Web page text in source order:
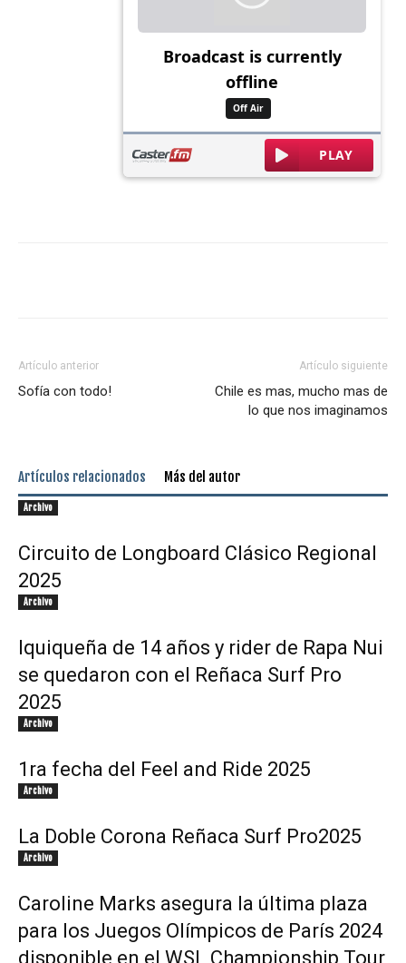
Artículo anterior
Sofía con todo!
Artículo siguiente
Chile es mas, mucho mas de
lo que nos imaginamos
Artículos relacionados Más del autor
Archivo
Circuito de Longboard Clásico Regional
2025
Archivo
Iquiqueña de 14 años y rider de Rapa Nui
se quedaron con el Reñaca Surf Pro
2025
Archivo
1ra fecha del Feel and Ride 2025
Archivo
La Doble Corona Reñaca Surf Pro2025
Archivo
Caroline Marks asegura la última plaza
para los Juegos Olímpicos de París 2024
disponible en el WSL Championship Tour